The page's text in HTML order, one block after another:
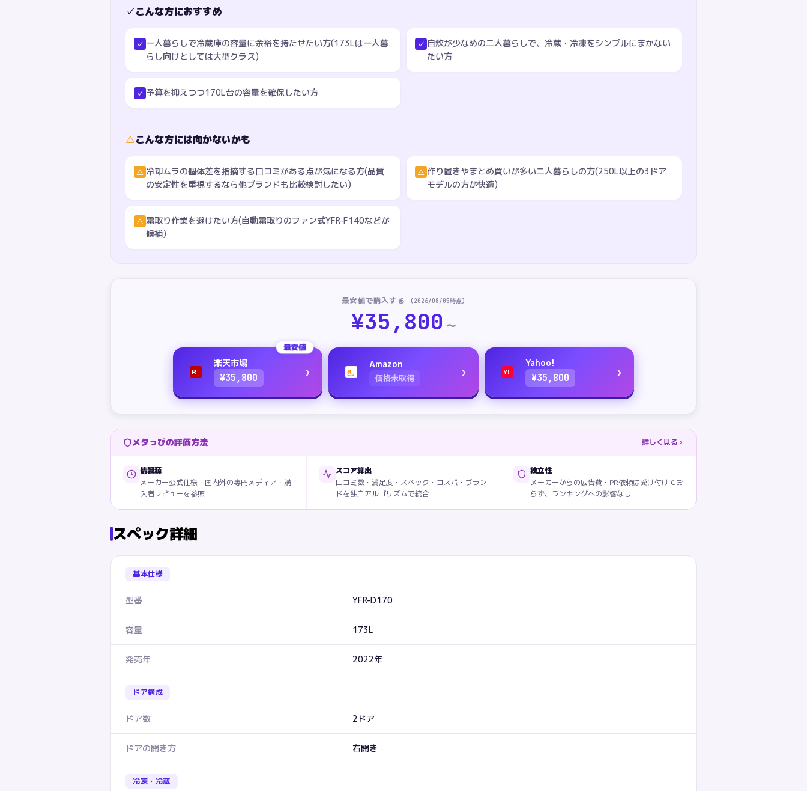
✓こんな方におすすめ
✓ 一人暮らしで冷蔵庫の容量に余裕を持たせたい方(173Lは一人暮
らし向けとしては大型クラス)
✓ 自炊が少なめの二人暮らしで、冷蔵・冷凍をシンプルにまかない
たい方
✓ 予算を抑えつつ170L台の容量を確保したい方
△こんな方には向かないかも
△ 冷却ムラの個体差を指摘する口コミがある点が気になる方(品質
の安定性を重視するなら他ブランドも比較検討したい)
△ 作り置きやまとめ買いが多い二人暮らしの方(250L以上の3ドア
モデルの方が快適)
△ 霜取り作業を避けたい方(自動霜取りのファン式YFR-F140などが
候補)
最安値で購入する (2026/08/05時点)
¥35,800 〜
最安値
R
楽天市場
¥35,800 › a
Amazon
価格未取得 › Y!
Yahoo!
¥35,800 ›
メタっぴの評価方法 詳しく見る
情報源
メーカー公式仕様・国内外の専門メディア・購
入者レビューを参照
スコア算出
口コミ数・満足度・スペック・コスパ・ブラン
ドを独自アルゴリズムで統合
独立性
メーカーからの広告費・PR依頼は受け付けてお
らず、ランキングへの影響なし
スペック詳細
基本仕様
型番 YFR-D170
容量 173L
発売年 2022年
ドア構成
ドア数 2ドア
ドアの開き方 右開き
冷凍・冷蔵